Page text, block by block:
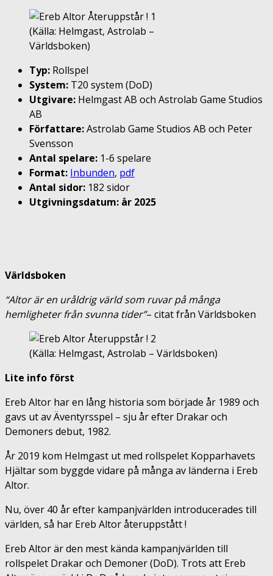
(Källa: Helmgast, Astrolab –
Världsboken)
Typ: Rollspel
System: T20 system (DoD)
Utgivare: Helmgast AB och Astrolab Game Studios
AB
Författare:Astrolab Game Studios AB och Peter
Svensson
Antal spelare: 1-6 spelare
Format: Inbunden, pdf
Antal sidor: 182 sidor
Utgivningsdatum: år 2025
Världsboken
“Altor är en uråldrig värld som ruvar på många
hemligheter från svunna tider”– citat från Världsboken
(Källa: Helmgast, Astrolab – Världsboken)
Lite info först
Ereb Altor har en lång historia som började år 1989 och
gavs ut av Äventyrsspel – sju år efter Drakar och
Demoners debut, 1982.
År 2019 kom Helmgast ut med rollspelet Kopparhavets
Hjältar som byggde vidare på många av länderna i Ereb
Altor.
Nu, över 40 år efter kampanjvärlden introducerades till
världen, så har Ereb Altor återuppstått !
Ereb Altor är den mest kända kampanjvärlden till
rollspelet Drakar och Demoner (DoD). Trots att Ereb